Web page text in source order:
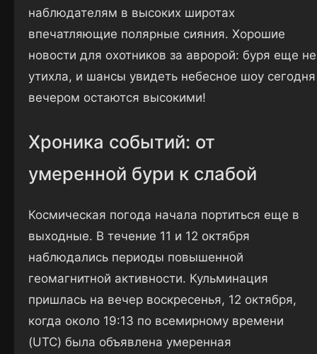
наблюдателям в высоких широтах
впечатляющие полярные сияния. Хорошие
новости для охотников за авророй: буря еще не
утихла, и шансы увидеть небесное шоу сегодня
вечером остаются высокими!
Хроника событий: от
умеренной бури к слабой
Космическая погода начала портиться еще в
выходные. В течение 11 и 12 октября
наблюдались периоды повышенной
геомагнитной активности. Кульминация
пришлась на вечер воскресенья, 12 октября,
когда около 19:13 по всемирному времени
(UTC) была объявлена умеренная